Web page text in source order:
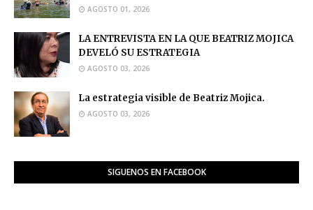
AGOSTO 01, 2026
LA ENTREVISTA EN LA QUE BEATRIZ MOJICA
DEVELÓ SU ESTRATEGIA
AGOSTO 03, 2026
La estrategia visible de Beatriz Mojica.
AGOSTO 03, 2026
SIGUENOS EN FACEBOOK